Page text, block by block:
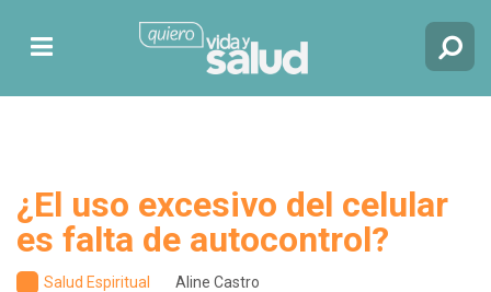
¿El uso excesivo del celular
es falta de autocontrol?
Salud Espiritual Aline Castro